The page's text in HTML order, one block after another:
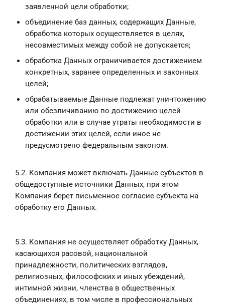
заявленной цели обработки;
объединение баз данных, содержащих Данные,
обработка которых осуществляется в целях,
несовместимых между собой не допускается;
обработка Данных ограничивается достижением
конкретных, заранее определенных и законных
целей;
обрабатываемые Данные подлежат уничтожению
или обезличиванию по достижению целей
обработки или в случае утраты необходимости в
достижении этих целей, если иное не
предусмотрено федеральным законом.
5.2. Компания может включать Данные субъектов в
общедоступные источники Данных, при этом
Компания берет письменное согласие субъекта на
обработку его Данных.
5.3. Компания не осуществляет обработку Данных,
касающихся расовой, национальной
принадлежности, политических взглядов,
религиозных, философских и иных убеждений,
интимной жизни, членства в общественных
объединениях, в том числе в профессиональных